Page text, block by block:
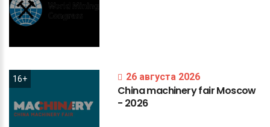
16+ 26 августа 2026
ChinamachineryfairMoscow
- 2026